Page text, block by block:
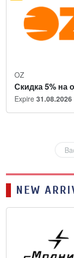
OZ
Скидка 5% на
Expire 31.08.2026
NEW